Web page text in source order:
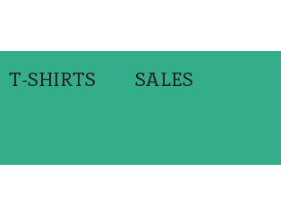
T-SHIRTS
SALES